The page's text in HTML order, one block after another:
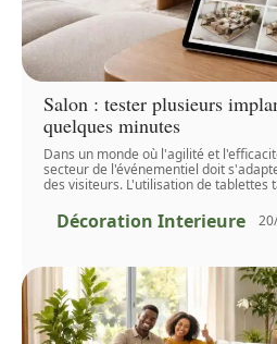
Salon : tester plusieurs
quelques minutes
Dans un monde où l'agilité et
secteur de l'événementiel doit
des visiteurs. L'utilisation de tablettes
Décoration Interieure